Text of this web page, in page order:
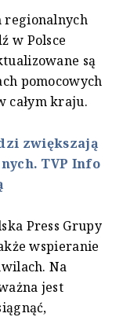
regionalnych
w Polsce
są
pomocowych
całym kraju.
zwiększają
TVP Info
Press Grupy
wspieranie
Na
jest